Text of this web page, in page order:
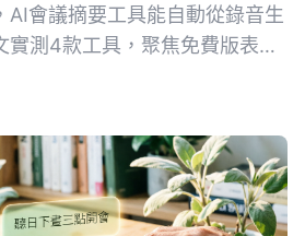
AI會議摘要工具能自動從錄音生
實測4款工具，聚焦免費版表